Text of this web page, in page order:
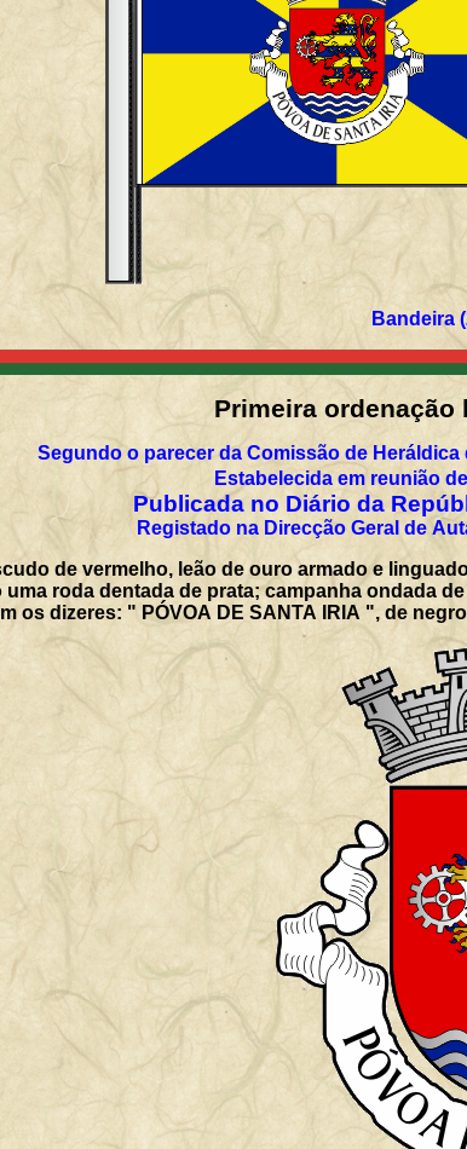
Bandeira
Primeira ordenação
Segundo o parecer da Comissão de
Estabelecida em reunião
Publicada no Diário da
Registado na Direcção Geral de
de vermelho, leão de ouro armado e
roda dentada de prata; campanha ondada
os dizeres: " PÓVOA DE SANTA IRIA ", de